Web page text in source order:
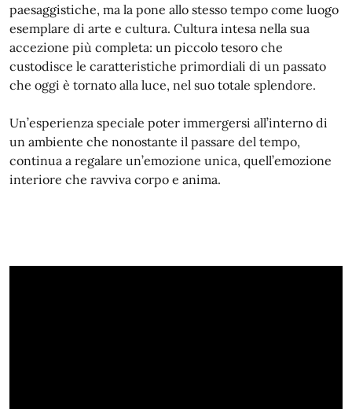
paesaggistiche, ma la pone allo stesso tempo come luogo
esemplare di arte e cultura. Cultura intesa nella sua
accezione più completa: un piccolo tesoro che
custodisce le caratteristiche primordiali di un passato
che oggi è tornato alla luce, nel suo totale splendore.
Un’esperienza speciale poter immergersi all’interno di
un ambiente che nonostante il passare del tempo,
continua a regalare un’emozione unica, quell’emozione
interiore che ravviva corpo e anima.